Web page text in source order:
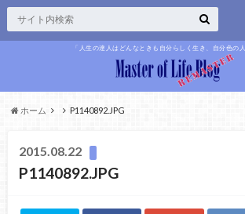
「人生の達人はどんなときも自分らしく生き、自分色の人
ホーム P1140892.JPG
2015.08.22
P1140892.JPG